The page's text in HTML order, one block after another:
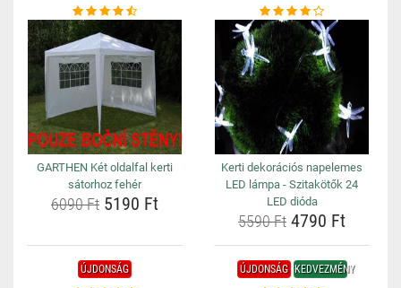
GARTHEN Két oldalfal kerti
sátorhoz fehér
6090 Ft 5190 Ft
Kerti dekorációs napelemes
LED lámpa - Szitakötők 24
LED dióda
5590 Ft 4790 Ft
ÚJDONSÁG ÚJDONSÁG KEDVEZMÉNY